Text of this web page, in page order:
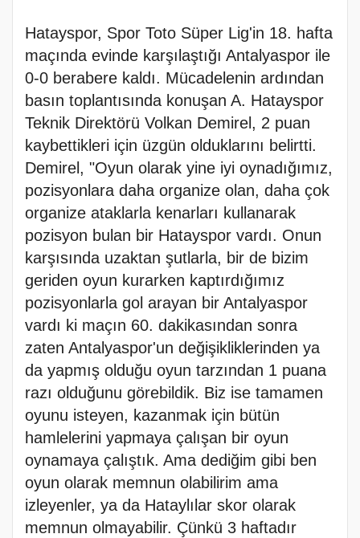
Hatayspor, Spor Toto Süper Lig'in 18. hafta
maçında evinde karşılaştığı Antalyaspor ile
0-0 berabere kaldı. Mücadelenin ardından
basın toplantısında konuşan A. Hatayspor
Teknik Direktörü Volkan Demirel, 2 puan
kaybettikleri için üzgün olduklarını belirtti.
Demirel, "Oyun olarak yine iyi oynadığımız,
pozisyonlara daha organize olan, daha çok
organize ataklarla kenarları kullanarak
pozisyon bulan bir Hatayspor vardı. Onun
karşısında uzaktan şutlarla, bir de bizim
geriden oyun kurarken kaptırdığımız
pozisyonlarla gol arayan bir Antalyaspor
vardı ki maçın 60. dakikasından sonra
zaten Antalyaspor'un değişikliklerinden ya
da yapmış olduğu oyun tarzından 1 puana
razı olduğunu görebildik. Biz ise tamamen
oyunu isteyen, kazanmak için bütün
hamlelerini yapmaya çalışan bir oyun
oynamaya çalıştık. Ama dediğim gibi ben
oyun olarak memnun olabilirim ama
izleyenler, ya da Hataylılar skor olarak
memnun olmayabilir. Çünkü 3 haftadır